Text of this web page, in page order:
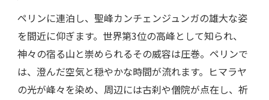
ペリンに連泊し、聖峰カンチェンジュンガの雄大な姿
を間近に仰ぎます。世界第3位の高峰として知られ、
神々の宿る山と崇められるその威容は圧巻。ペリンで
は、澄んだ空気と穏やかな時間が流れます。ヒマラヤ
の光が峰々を染め、周辺には古刹や僧院が点在し、祈